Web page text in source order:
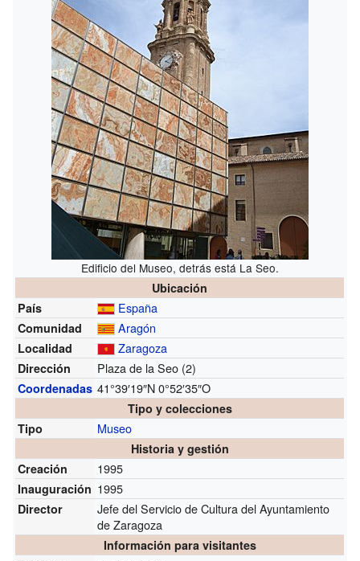
Edificio del Museo, detrás está La Seo.
Ubicación
País
España
Comunidad Aragón
Localidad Zaragoza
Dirección Plaza de la Seo (2)
Coordenadas 41°39′19″N0°52′35″O
Tipo y colecciones
Tipo
Museo
Historia y gestión
Creación
1995
Inauguración 1995
Director
Jefe del Servicio de Cultura del Ayuntamiento
de Zaragoza
Información para visitantes